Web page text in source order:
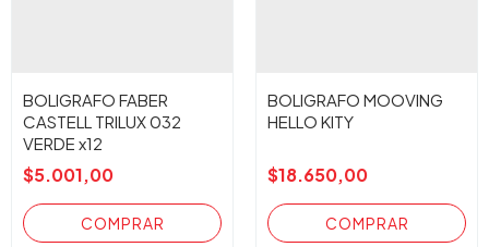
BOLIGRAFO FABER
CASTELL TRILUX 032
VERDE x12
$5.001,00
BOLIGRAFO MOOVING
HELLO KITY
$18.650,00